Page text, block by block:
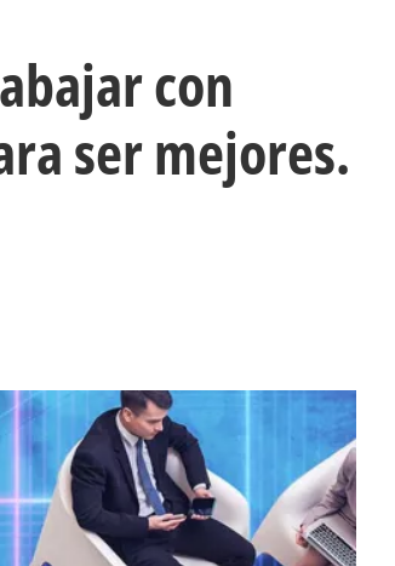
con
ser mejores.